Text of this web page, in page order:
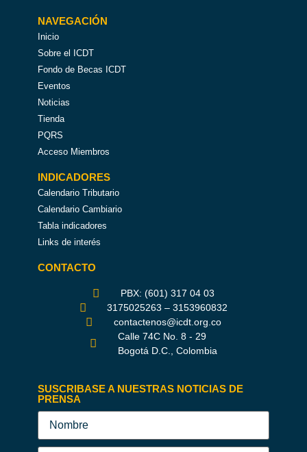
NAVEGACIÓN
Inicio
Sobre el ICDT
Fondo de Becas ICDT
Eventos
Noticias
Tienda
PQRS
Acceso Miembros
INDICADORES
Calendario Tributario
Calendario Cambiario
Tabla indicadores
Links de interés
CONTACTO
PBX: (601) 317 04 03
3175025263 – 3153960832
contactenos@icdt.org.co
Calle 74C No. 8 - 29
Bogotá D.C., Colombia
SUSCRIBASE A NUESTRAS NOTICIAS DE
PRENSA